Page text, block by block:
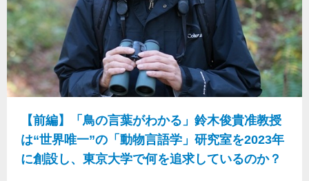
【前編】「鳥の言葉がわかる」鈴木俊貴准教授
は“世界唯一”の「動物言語学」研究室を2023年
に創設し、東京大学で何を追求しているのか？